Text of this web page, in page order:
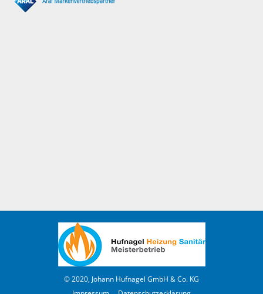
© 2020, Johann Hufnagel GmbH & Co. KG